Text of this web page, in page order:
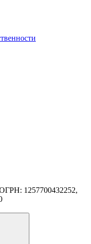
1257700432252,